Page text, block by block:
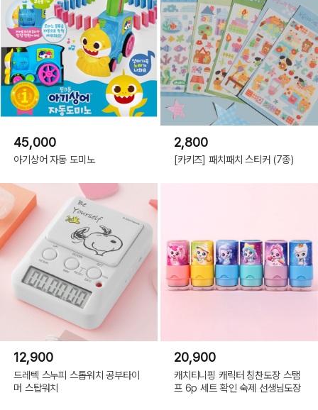
45,000
아기상어 자동 도미노
2,800
[카키즈] 패치패치 스티커 (7종)
12,900
드레텍 스누피 스톱워치 공부타이
머 스탑워치
20,900
캐치티니핑 캐릭터 칭찬도장 스탬
프 6p 세트 확인 숙제 선생님도장